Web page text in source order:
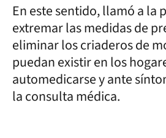
En este sentido, llamó a la
extremar las medidas de
eliminar los criaderos de
puedan existir en los
automedicarse y ante
la consulta médica.